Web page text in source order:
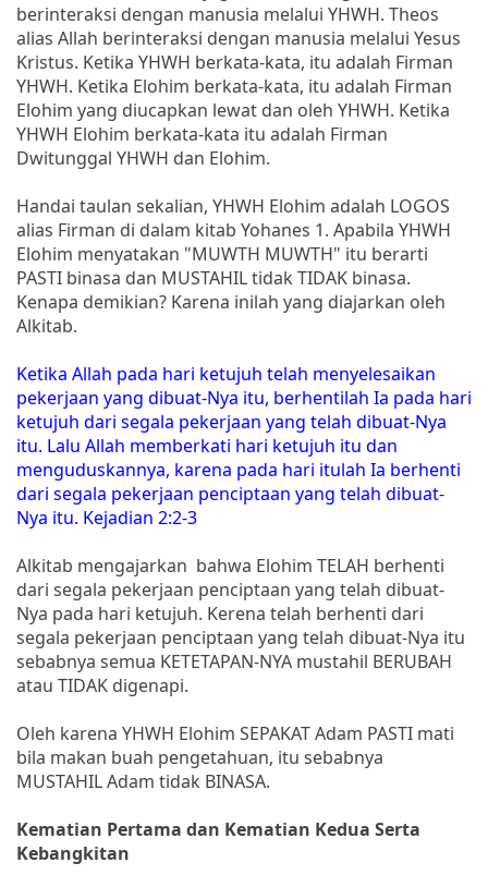
berinteraksi dengan manusia melalui YHWH. Theos
alias Allah berinteraksi dengan manusia melalui Yesus
Kristus. Ketika YHWH berkata-kata, itu adalah Firman
YHWH. Ketika Elohim berkata-kata, itu adalah Firman
Elohim yang diucapkan lewat dan oleh YHWH. Ketika
YHWH Elohim berkata-kata itu adalah Firman
Dwitunggal YHWH dan Elohim.
Handai taulan sekalian, YHWH Elohim adalah LOGOS
alias Firman di dalam kitab Yohanes 1. Apabila YHWH
Elohim menyatakan "MUWTH MUWTH" itu berarti
PASTI binasa dan MUSTAHIL tidak TIDAK binasa.
Kenapa demikian? Karena inilah yang diajarkan oleh
Alkitab.
Ketika Allah pada hari ketujuh telah menyelesaikan
pekerjaan yang dibuat-Nya itu, berhentilah Ia pada hari
ketujuh dari segala pekerjaan yang telah dibuat-Nya
itu. Lalu Allah memberkati hari ketujuh itu dan
menguduskannya, karena pada hari itulah Ia berhenti
dari segala pekerjaan penciptaan yang telah dibuat-
Nya itu. Kejadian 2:2-3
Alkitab mengajarkan bahwa Elohim TELAH berhenti
dari segala pekerjaan penciptaan yang telah dibuat-
Nya pada hari ketujuh. Kerena telah berhenti dari
segala pekerjaan penciptaan yang telah dibuat-Nya itu
sebabnya semua KETETAPAN-NYA mustahil BERUBAH
atau TIDAK digenapi.
Oleh karena YHWH Elohim SEPAKAT Adam PASTI mati
bila makan buah pengetahuan, itu sebabnya
MUSTAHIL Adam tidak BINASA.
Kematian Pertama dan Kematian Kedua Serta
Kebangkitan